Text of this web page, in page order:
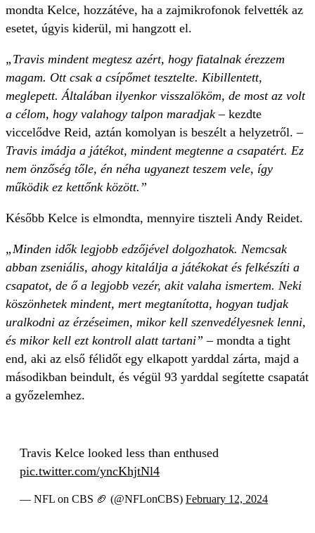
mondta Kelce, hozzátéve, ha a zajmikrofonok felvették az
esetet, úgyis kiderül, mi hangzott el.
„Travis mindent megtesz azért, hogy fiatalnak érezzem
magam. Ott csak a csípőmet tesztelte. Kibillentett,
meglepett. Általában ilyenkor visszalököm, de most az volt
a célom, hogy valahogy talpon maradjak – kezdte
viccelődve Reid, aztán komolyan is beszélt a helyzetről. –
Travis imádja a játékot, mindent megtenne a csapatért. Ez
nem önzőség tőle, én néha ugyanezt teszem vele, így
működik ez kettőnk között.”
Később Kelce is elmondta, mennyire tiszteli Andy Reidet.
„Minden idők legjobb edzőjével dolgozhatok. Nemcsak
abban zseniális, ahogy kitalálja a játékokat és felkészíti a
csapatot, de ő a legjobb vezér, akit valaha ismertem. Neki
köszönhetek mindent, mert megtanította, hogyan tudjak
uralkodni az érzéseimen, mikor kell szenvedélyesnek lenni,
és mikor kell ezt kontroll alatt tartani” – mondta a tight
end, aki az első félidőt egy elkapott yarddal zárta, majd a
másodikban beindult, és végül 93 yarddal segítette csapatát
a győzelemhez.
Travis Kelce looked less than enthused
pic.twitter.com/yncKhjtNl4
— NFL on CBS 🏈 (@NFLonCBS) February 12, 2024